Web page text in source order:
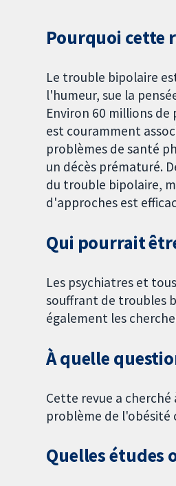
Pourquoi cette
Le trouble bipolaire
l'humeur, sue la
Environ 60 millions
est couramment
problèmes de santé
un décès prématuré.
du trouble bipolaire,
d'approches est
Qui pourrait
Les psychiatres et
souffrant de troubles
également les
À quelle
Cette revue a
problème de l'obésité
Quelles études